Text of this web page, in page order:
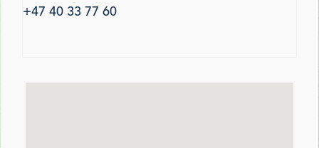
+47 40 33 77 60